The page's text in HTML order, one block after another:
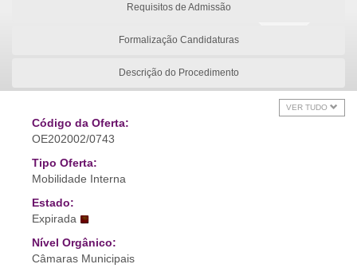
Requisitos de Admissão
Formalização Candidaturas
Descrição do Procedimento
VER TUDO
Código da Oferta:
OE202002/0743
Tipo Oferta:
Mobilidade Interna
Estado:
Expirada
Nível Orgânico:
Câmaras Municipais